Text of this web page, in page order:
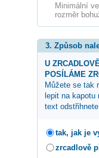
Minimální
rozměr
3. Způsob
U
POSÍLÁME
Můžete se tak
lepit na kapotu
text odstřihnete.
tak, jak je
zrcadlově